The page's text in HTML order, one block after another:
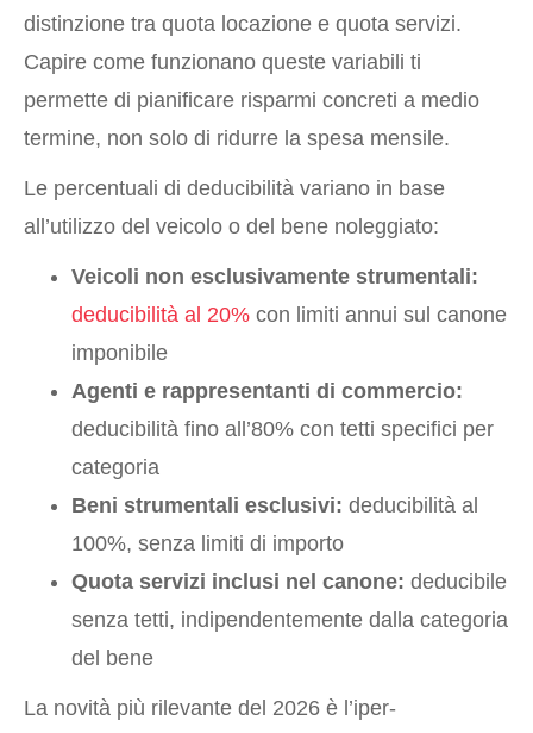
distinzione tra quota locazione e quota servizi.
Capire come funzionano queste variabili ti
permette di pianificare risparmi concreti a medio
termine, non solo di ridurre la spesa mensile.
Le percentuali di deducibilità variano in base
all’utilizzo del veicolo o del bene noleggiato:
Veicoli non esclusivamente strumentali:
deducibilità al 20% con limiti annui sul canone
imponibile
Agenti e rappresentanti di commercio:
deducibilità fino all’80% con tetti specifici per
categoria
Beni strumentali esclusivi: deducibilità al
100%, senza limiti di importo
Quota servizi inclusi nel canone: deducibile
senza tetti, indipendentemente dalla categoria
del bene
La novità più rilevante del 2026 è l’iper-